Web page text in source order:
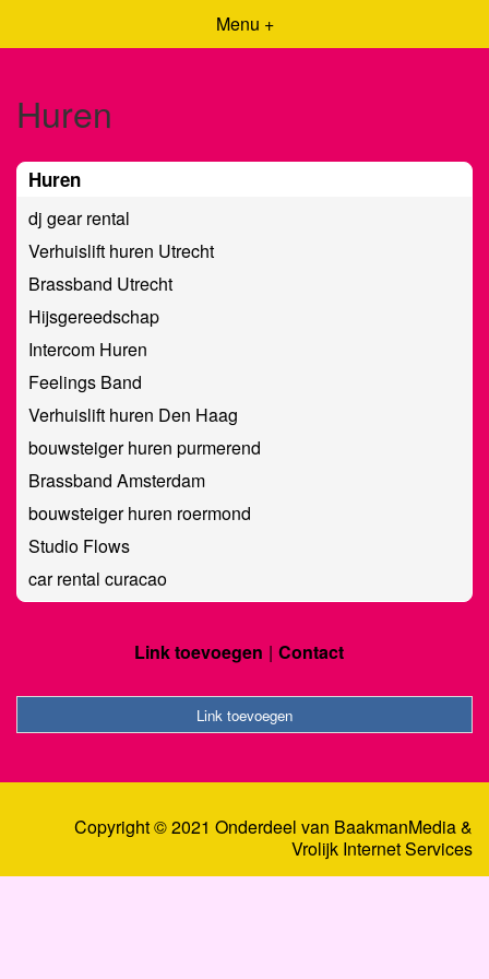
Menu +
Huren
Huren
dj gear rental
Verhuislift huren Utrecht
Brassband Utrecht
Hijsgereedschap
Intercom Huren
Feelings Band
Verhuislift huren Den Haag
bouwsteiger huren purmerend
Brassband Amsterdam
bouwsteiger huren roermond
Studio Flows
car rental curacao
Link toevoegen Contact
Link toevoegen
Copyright © 2021 Onderdeel van BaakmanMedia&
Vrolijk Internet Services